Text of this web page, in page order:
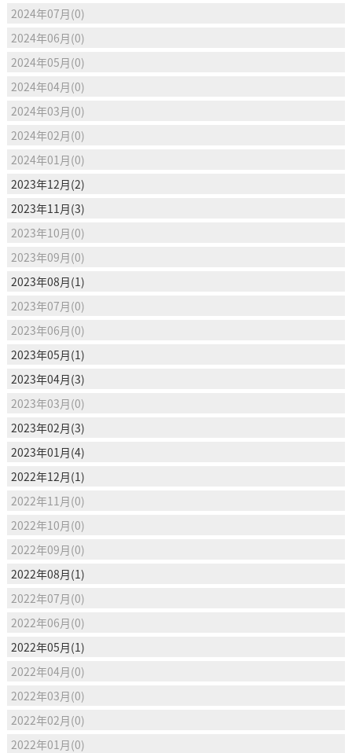
2024年07月(0)
2024年06月(0)
2024年05月(0)
2024年04月(0)
2024年03月(0)
2024年02月(0)
2024年01月(0)
2023年12月(2)
2023年11月(3)
2023年10月(0)
2023年09月(0)
2023年08月(1)
2023年07月(0)
2023年06月(0)
2023年05月(1)
2023年04月(3)
2023年03月(0)
2023年02月(3)
2023年01月(4)
2022年12月(1)
2022年11月(0)
2022年10月(0)
2022年09月(0)
2022年08月(1)
2022年07月(0)
2022年06月(0)
2022年05月(1)
2022年04月(0)
2022年03月(0)
2022年02月(0)
2022年01月(0)